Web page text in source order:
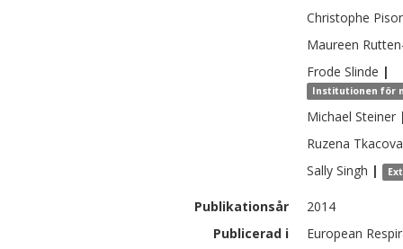
Christophe
Maureen
Frode Slinde |
Institutionen för
Michael Steiner
Ruzena Tkacova
Sally Singh |
Publikationsår
2014
Publicerad i
European